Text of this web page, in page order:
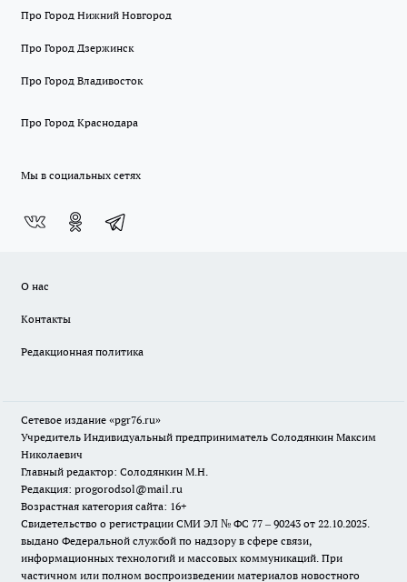
Про Город Нижний Новгород
Про Город Дзержинск
Про Город Владивосток
Про Город Краснодара
Мы в социальных сетях
О нас
Контакты
Редакционная политика
Сетевое издание «pgr76.ru»
Учредитель Индивидуальный предприниматель Солодянкин Максим
Николаевич
Главный редактор: Солодянкин М.Н.
Редакция: progorodsol@mail.ru
Возрастная категория сайта: 16+
Свидетельство о регистрации СМИ ЭЛ № ФС 77 – 90243 от 22.10.2025.
выдано Федеральной службой по надзору в сфере связи,
информационных технологий и массовых коммуникаций. При
частичном или полном воспроизведении материалов новостного